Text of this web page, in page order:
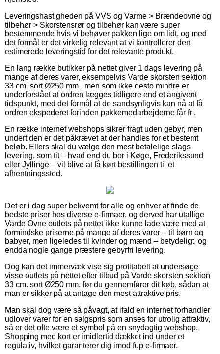
Leveringshastigheden på VVS og Varme > Brændeovne og
tilbehør > Skorstensrør og tilbehør kan være super
bestemmende hvis vi behøver pakken lige om lidt, og med
det formål er det virkelig relevant at vi kontrollerer den
estimerede leveringstid for det relevante produkt.
En lang række butikker på nettet giver 1 dags levering på
mange af deres varer, eksempelvis Varde skorsten sektion
33 cm. sort Ø250 mm., men som ikke desto mindre er
underforstået at ordren lægges tidligere end et angivent
tidspunkt, med det formål at de sandsynligvis kan nå at få
ordren ekspederet forinden pakkemedarbejderne får fri.
En række internet webshops sikrer fragt uden gebyr, men
undertiden er det påkrævet at der handles for et bestemt
beløb. Ellers skal du vælge den mest betalelige slags
levering, som tit – hvad end du bor i Køge, Frederikssund
eller Jyllinge – vil blive at få kørt bestillingen til et
afhentningssted.
Det er i dag super bekvemt for alle og enhver at finde de
bedste priser hos diverse e-firmaer, og derved har utallige
Varde Ovne outlets på nettet ikke kunne lade være med at
formindske priserne på mange af deres varer – til børn og
babyer, men ligeledes til kvinder og mænd – betydeligt, og
endda nogle gange præstere gebyrfri levering.
Dog kan det immervæk vise sig profitabelt at undersøge
visse outlets på nettet efter tilbud på Varde skorsten sektion
33 cm. sort Ø250 mm. før du gennemfører dit køb, sådan at
man er sikker på at antage den mest attraktive pris.
Man skal dog være så påvagt, at ifald en internet forhandler
udlover varer for en salgspris som anses for utrolig attraktiv,
så er det ofte være et symbol på en snydagtig webshop.
Shopping med kort er imidlertid dækket ind under et
regulativ, hvilket garanterer dig imod fup e-firmaer.